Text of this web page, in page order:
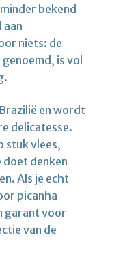
bekend
aan
niets: de
is vol
en wordt
delicatesse.
stuk vlees,
doet denken
Als je echt
picanha
garant voor
van de